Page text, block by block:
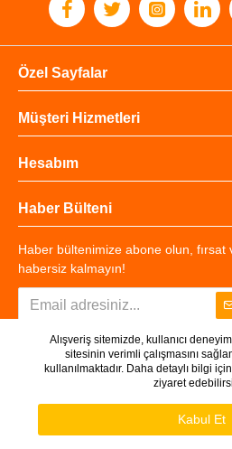
Özel Sayfalar
Müşteri Hizmetleri
Hesabım
Haber Bülteni
Haber bültenimize abone olun, fırsat
habersiz kalmayın!
Copyright © 2025 - Tüm
Alışveriş sitemizde, kullanıcı
sitesinin verimli çalışmasını
kullanılmaktadır. Daha detaylı bilgi için
ziyaret
Kabul Et
Ürünleri